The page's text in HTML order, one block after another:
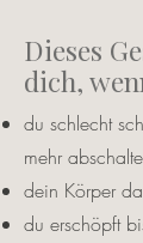
Dieses
dich,
du schlecht
mehr
dein Körper
du erschöpft